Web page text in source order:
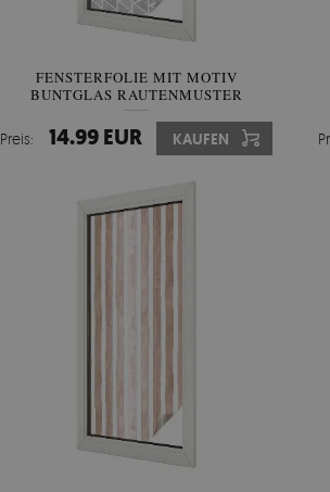
FENSTERFOLIE MIT MOTIV
BUNTGLAS RAUTENMUSTER
Preis: 14.99 EUR KAUFEN